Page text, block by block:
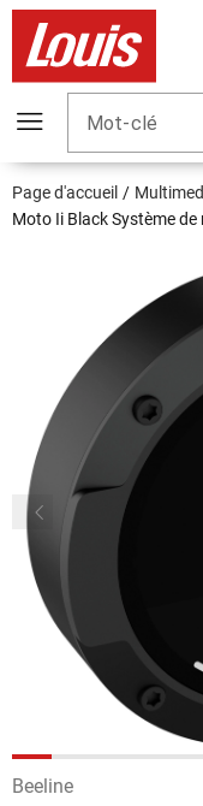
Mot-clé
Page d'accueil
Moto Ii Black Système
Beeline